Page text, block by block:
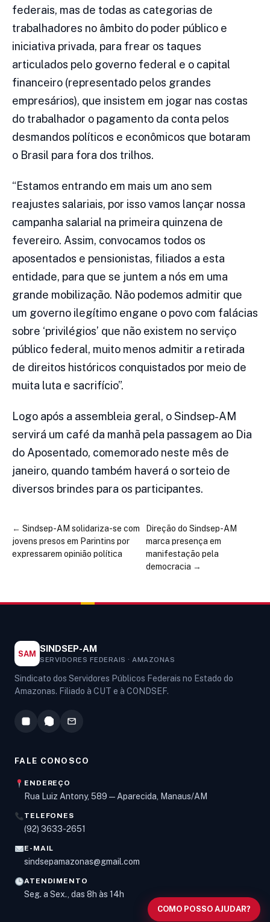
federais, mas de todas as categorias de
trabalhadores no âmbito do poder público e
iniciativa privada, para frear os taques
articulados pelo governo federal e o capital
financeiro (representado pelos grandes
empresários), que insistem em jogar nas costas
do trabalhador o pagamento da conta pelos
desmandos políticos e econômicos que botaram
o Brasil para fora dos trilhos.
“Estamos entrando em mais um ano sem
reajustes salariais, por isso vamos lançar nossa
campanha salarial na primeira quinzena de
fevereiro. Assim, convocamos todos os
aposentados e pensionistas, filiados a esta
entidade, para que se juntem a nós em uma
grande mobilização. Não podemos admitir que
um governo ilegítimo engane o povo com falácias
sobre ‘privilégios’ que não existem no serviço
público federal, muito menos admitir a retirada
de direitos históricos conquistados por meio de
muita luta e sacrifício”.
Logo após a assembleia geral, o Sindsep-AM
servirá um café da manhã pela passagem ao Dia
do Aposentado, comemorado neste mês de
janeiro, quando também haverá o sorteio de
diversos brindes para os participantes.
← Sindsep-AM solidariza-se com
jovens presos em Parintins por
expressarem opinião política
Direção do Sindsep-AM
marca presença em
manifestação pela
democracia →
SAM SINDSEP-AM
SERVIDORES FEDERAIS · AMAZONAS
Sindicato dos Servidores Públicos Federais no Estado do
Amazonas. Filiado à CUT e à CONDSEF.
FALE CONOSCO
ENDEREÇO
Rua Luiz Antony, 589 — Aparecida, Manaus/AM
TELEFONES
(92) 3633-2651
E-MAIL
sindsepamazonas@gmail.com
ATENDIMENTO
Seg. a Sex., das 8h às 14h
COMO POSSO AJUDAR?
Olá! Digite um assunto e vou buscar em nossas